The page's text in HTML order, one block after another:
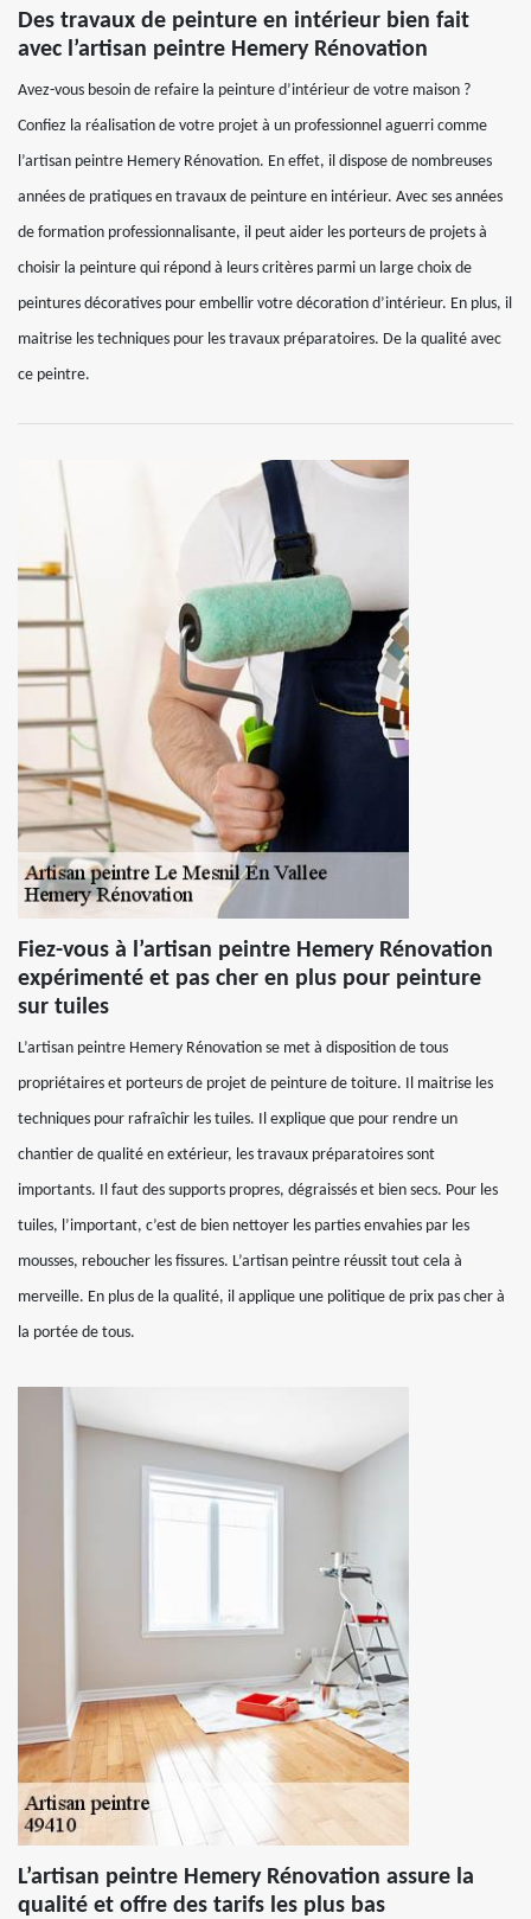
Des travaux de peinture en intérieur bien fait
avec l’artisan peintre Hemery Rénovation
Avez-vous besoin de refaire la peinture d’intérieur de votre maison ?
Confiez la réalisation de votre projet à un professionnel aguerri comme
l’artisan peintre Hemery Rénovation. En effet, il dispose de nombreuses
années de pratiques en travaux de peinture en intérieur. Avec ses années
de formation professionnalisante, il peut aider les porteurs de projets à
choisir la peinture qui répond à leurs critères parmi un large choix de
peintures décoratives pour embellir votre décoration d’intérieur. En plus, il
maitrise les techniques pour les travaux préparatoires. De la qualité avec
ce peintre.
Fiez-vous à l’artisan peintre Hemery Rénovation
expérimenté et pas cher en plus pour peinture
sur tuiles
L’artisan peintre Hemery Rénovation se met à disposition de tous
propriétaires et porteurs de projet de peinture de toiture. Il maitrise les
techniques pour rafraîchir les tuiles. Il explique que pour rendre un
chantier de qualité en extérieur, les travaux préparatoires sont
importants. Il faut des supports propres, dégraissés et bien secs. Pour les
tuiles, l’important, c’est de bien nettoyer les parties envahies par les
mousses, reboucher les fissures. L’artisan peintre réussit tout cela à
merveille. En plus de la qualité, il applique une politique de prix pas cher à
la portée de tous.
L’artisan peintre Hemery Rénovation assure la
qualité et offre des tarifs les plus bas